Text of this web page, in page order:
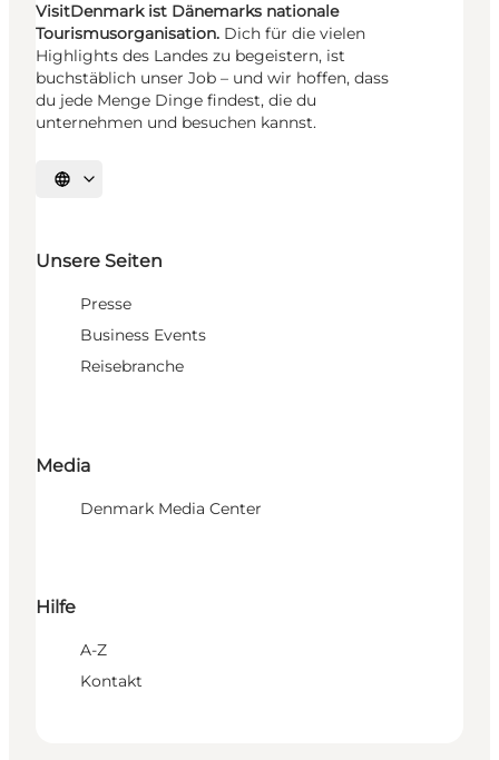
VisitDenmark ist Dänemarks nationale
Tourismusorganisation. Dich für die vielen
Highlights des Landes zu begeistern, ist
buchstäblich unser Job – und wir hoffen, dass
du jede Menge Dinge findest, die du
unternehmen und besuchen kannst.
Sprache auswählen
Unsere Seiten
Presse
Business Events
Reisebranche
Media
Denmark Media Center
Hilfe
A-Z
Kontakt